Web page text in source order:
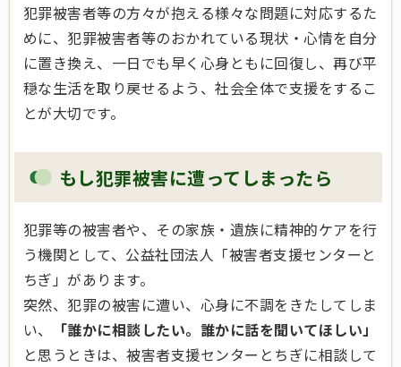
犯罪被害者等の方々が抱える様々な問題に対応するた
めに、犯罪被害者等のおかれている現状・心情を自分
に置き換え、一日でも早く心身ともに回復し、再び平
穏な生活を取り戻せるよう、社会全体で支援をするこ
とが大切です。
もし犯罪被害に遭ってしまったら
犯罪等の被害者や、その家族・遺族に精神的ケアを行
う機関として、公益社団法人「被害者支援センターと
ちぎ」があります。
突然、犯罪の被害に遭い、心身に不調をきたしてしま
い、
「誰かに相談したい。誰かに話を聞いてほしい」
と思うときは、被害者支援センターとちぎに相談して